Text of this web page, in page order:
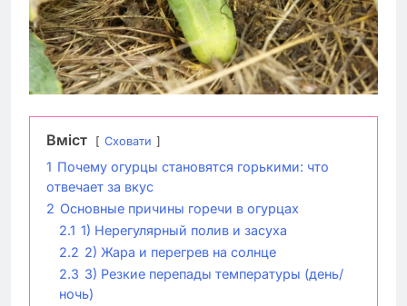
Вміст Сховати
1 Почему огурцы становятся горькими: что
отвечает за вкус
2 Основные причины горечи в огурцах
2.1 1) Нерегулярный полив и засуха
2.2 2) Жара и перегрев на солнце
2.3 3) Резкие перепады температуры (день/
ночь)